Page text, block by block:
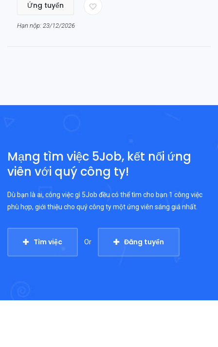
Ứng tuyển
Hạn nộp: 23/12/2026
Mạng tìm việc 5Job, kết nối ứng
viên với quý công ty!
Dù bạn là ai, công việc gì 5Job đều có thể tìm cho bạn 1 công việc
phù hợp, giới thiệu cho quý công ty một ứng viên sáng giá nhất.
Tìm việc Or Đăng tuyển